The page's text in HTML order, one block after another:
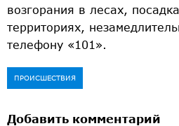
возгорания в лесах,
территориях,
телефону «101».
ПРОИСШЕСТВИЯ
Добавить комментарий